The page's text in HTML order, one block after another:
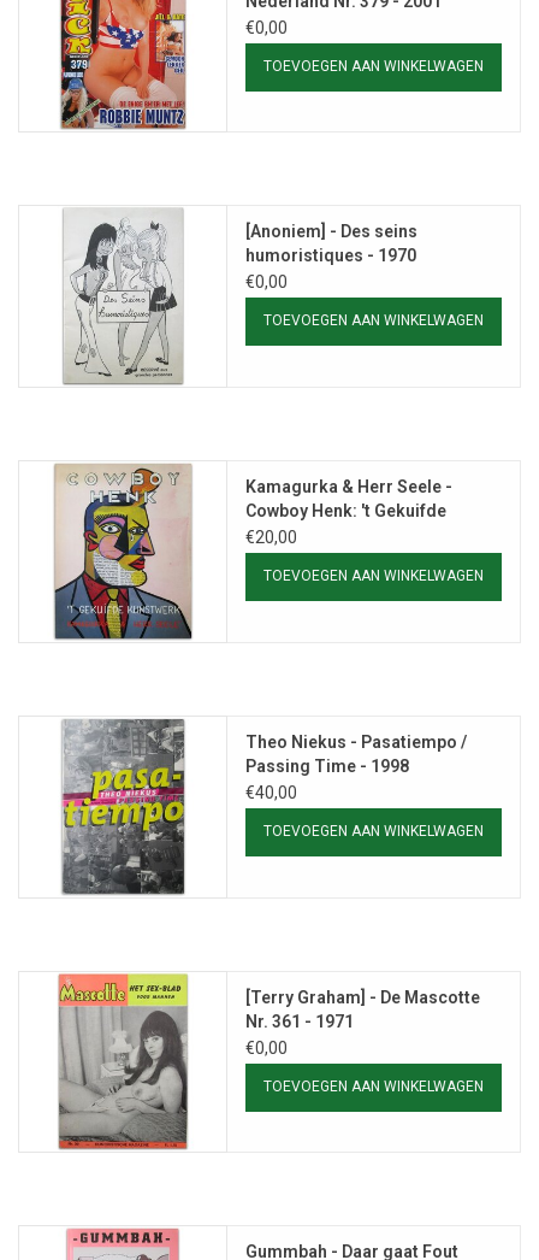
€0,00
TOEVOEGEN AAN WINKELWAGEN
[Anoniem] - Des seins
humoristiques - 1970
€0,00
TOEVOEGEN AAN WINKELWAGEN
Kamagurka & Herr Seele -
Cowboy Henk: 't Gekuifde
kunstwerk - 1984
€20,00
TOEVOEGEN AAN WINKELWAGEN
Theo Niekus - Pasatiempo /
Passing Time - 1998
€40,00
TOEVOEGEN AAN WINKELWAGEN
[Terry Graham] - De Mascotte
Nr. 361 - 1971
€0,00
TOEVOEGEN AAN WINKELWAGEN
Gummbah - Daar gaat Fout